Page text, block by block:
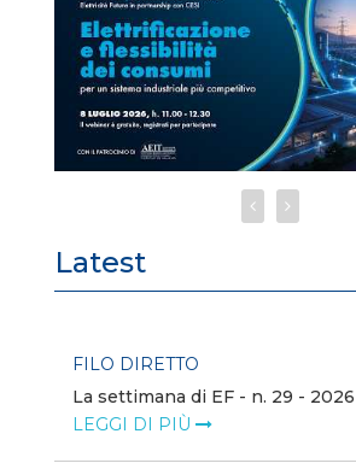
Latest
FILO DIRETTO
La settimana di EF - n. 29 - 2026
LEGGI DI PIÙ